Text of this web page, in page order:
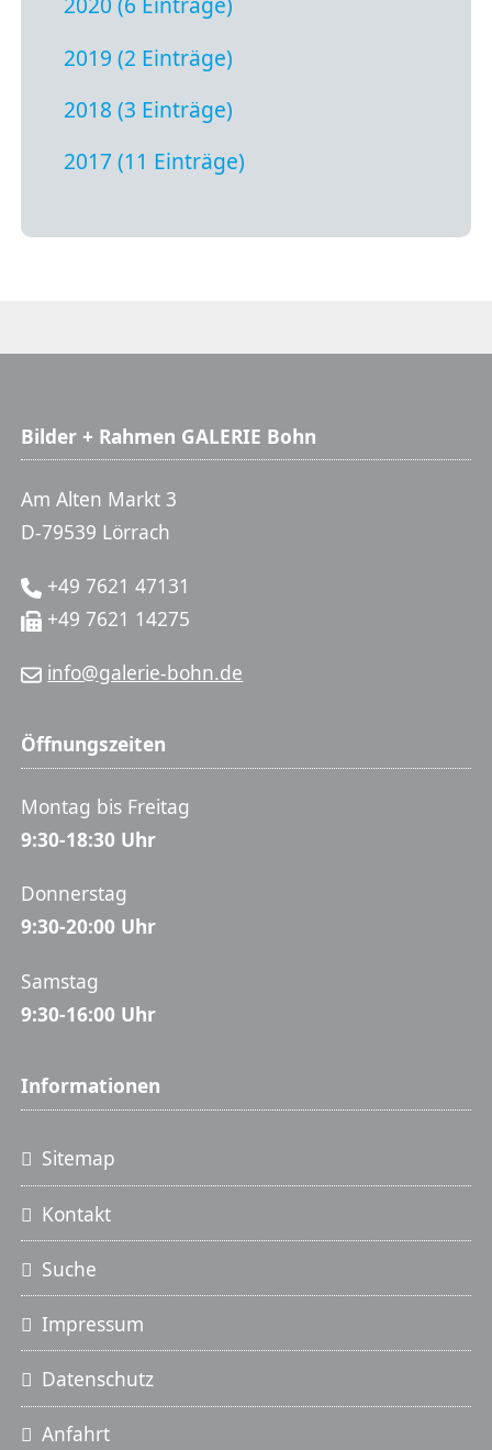
2019 (2 Einträge)
2018 (3 Einträge)
2017 (11 Einträge)
Bilder + Rahmen GALERIE Bohn
Am Alten Markt 3
D-79539 Lörrach
+49 7621 47131
+49 7621 14275
info@galerie-bohn.de
Öffnungszeiten
Montag bis Freitag
9:30-18:30 Uhr
Donnerstag
9:30-20:00 Uhr
Samstag
9:30-16:00 Uhr
Informationen
Sitemap
Kontakt
Suche
Impressum
Datenschutz
Anfahrt